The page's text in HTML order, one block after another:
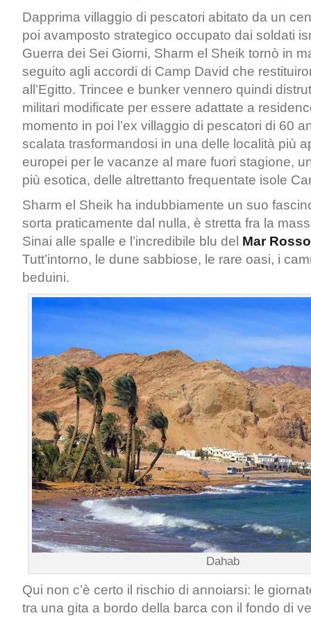
Dapprima villaggio di pescatori abitato da un
poi avamposto strategico occupato dai soldati
Guerra dei Sei Giorni, Sharm el Sheik tornò in
seguito agli accordi di Camp David che
all’Egitto. Trincee e bunker vennero quindi
militari modificate per essere adattate a
momento in poi l’ex villaggio di pescatori di 60
scalata trasformandosi in una delle località più
europei per le vacanze al mare fuori stagione,
più esotica, delle altrettanto frequentate isole
Sharm el Sheik ha indubbiamente un suo
sorta praticamente dal nulla, è stretta fra la
Sinai alle spalle e l’incredibile blu del Mar Rosso
Tutt’intorno, le dune sabbiose, le rare oasi, i
beduini.
Dahab
Qui non c’è certo il rischio di annoiarsi: le
tra una gita a bordo della barca con il fondo di